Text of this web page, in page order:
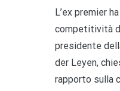
L’ex premier
competitività
presidente
der Leyen,
rapporto sulla